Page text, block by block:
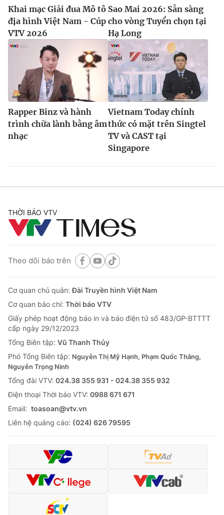
Khai mạc Giải đua Mô tô
địa hình Việt Nam - Cúp
VTV 2026
Sao Mai 2026: Sẵn sàng
cho vòng Tuyển chọn tại
Hạ Long
Rapper Binz và hành
trình chữa lành bằng âm
nhạc
Vietnam Today chính
thức có mặt trên Singtel
TV và CAST tại
Singapore
THỜI BÁO VTV
Theo dõi báo trên
Cơ quan chủ quản:Đài Truyền hình Việt Nam
Cơ quan báo chí: Thời báo VTV
Giấy phép hoạt động báo in và báo điện tử số 483/GP-BTTTT
cấp ngày 29/12/2023
Tổng Biên tập: Vũ Thanh Thủy
Phó Tổng Biên tập: Nguyễn Thị Mỹ Hạnh, Phạm Quốc Thắng,
Nguyễn Trọng Ninh
Tổng đài VTV: 024.38 355 931 - 024.38 355 932
Ðiện thoại Thời báo VTV: 0988 671 671
Email: toasoan@vtv.vn
Liên hệ quảng cáo: (024) 626 79595